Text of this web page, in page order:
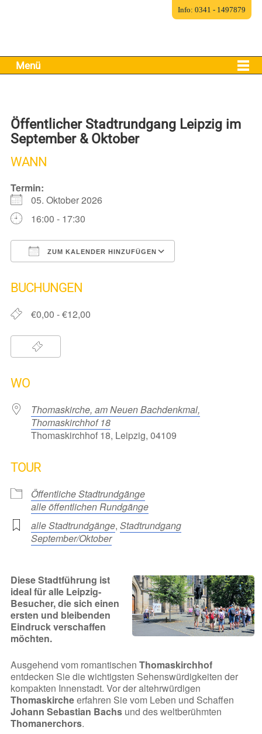
Menü
Öffentlicher Stadtrundgang Leipzig im
September & Oktober
WANN
Termin:
05. Oktober 2026
16:00 - 17:30
ZUM KALENDER HINZUFÜGEN
BUCHUNGEN
€0,00 - €12,00
WO
Thomaskirche, am Neuen Bachdenkmal,
Thomaskirchhof 18
Thomaskirchhof 18, Leipzig, 04109
TOUR
Öffentliche Stadtrundgänge
alle öffentlichen Rundgänge
alle Stadtrundgänge, Stadtrundgang
September/Oktober
Diese Stadtführung ist
ideal für alle Leipzig-
Besucher, die sich einen
ersten und bleibenden
Eindruck verschaffen
möchten.
Ausgehend vom romantischen Thomaskirchhof
entdecken Sie die wichtigsten Sehenswürdigkeiten der
kompakten Innenstadt. Vor der altehrwürdigen
Thomaskircheerfahren Sie vom Leben und Schaffen
Johann Sebastian Bachsund des weltberühmten
Thomanerchors.
Info: 0341 - 1497879